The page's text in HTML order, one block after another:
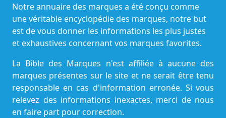
Notre annuaire des marques a été conçu comme
une véritable encyclopédie des marques, notre but
est de vous donner les informations les plus justes
et exhaustives concernant vos marques favorites.
La Bible des Marques n'est affiliée à aucune des
marques présentes sur le site et ne serait être tenu
responsable en cas d'information erronée. Si vous
relevez des informations inexactes, merci de nous
en faire part pour correction.